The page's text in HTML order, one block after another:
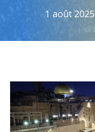
1 août 2025